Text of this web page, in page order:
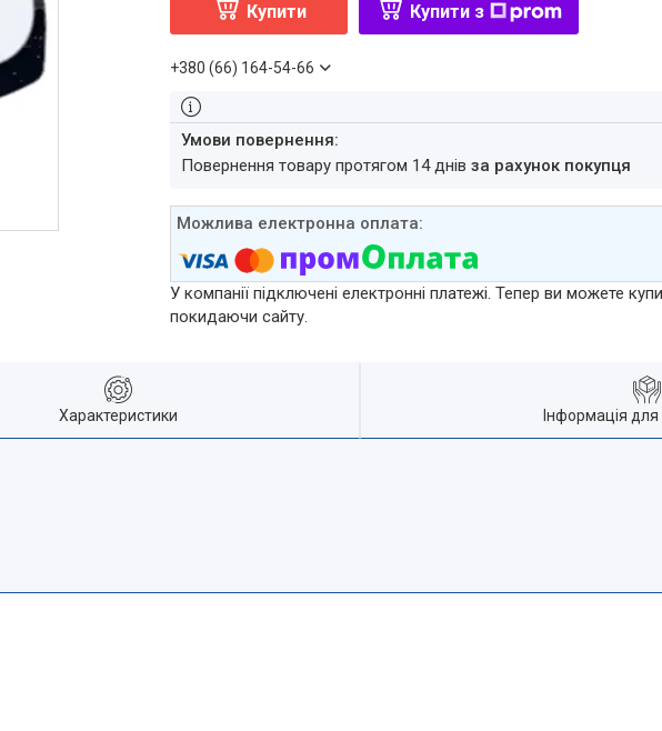
Купити Купити з
+380 (66) 164-54-66
повернення товару протягом 14 днівза рахунок покупця
У компанії підключені електронні платежі. Тепер ви можете
покидаючи сайту.
Характеристики Інформація